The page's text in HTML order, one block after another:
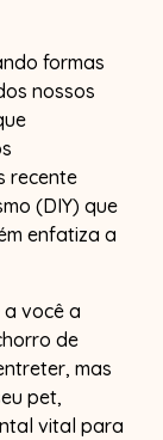
formas
nossos
recente
(DIY) que
enfatiza a
você a
de
mas
pet,
vital para